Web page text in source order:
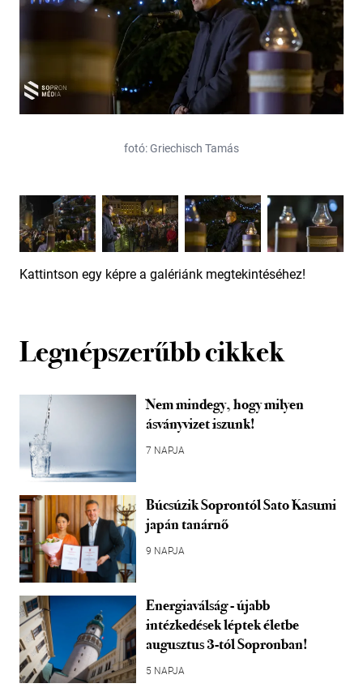
fotó: Griechisch Tamás
Kattintson egy képre a galériánk megtekintéséhez!
Legnépszerűbb cikkek
Nem mindegy, hogy milyen
ásványvizet iszunk!
7 NAPJA
Búcsúzik Soprontól Sato Kasumi
japán tanárnő
9 NAPJA
Energiaválság - újabb
intézkedések léptek életbe
augusztus 3-tól Sopronban!
5 NAPJA